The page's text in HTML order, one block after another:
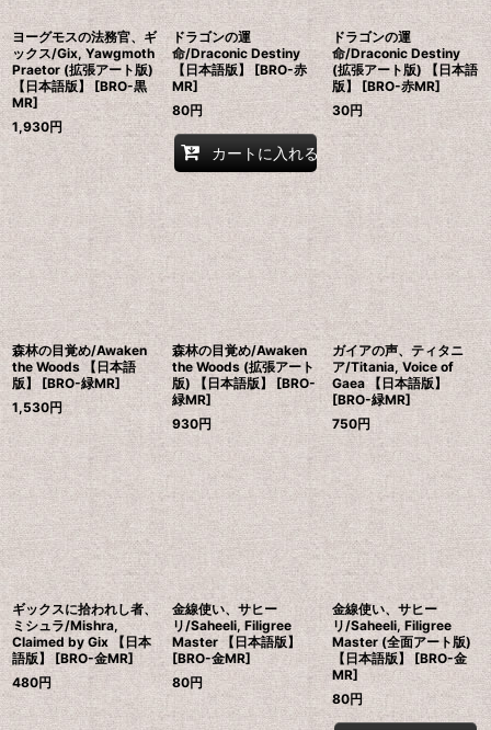
ヨーグモスの法務官、ギ
ックス/Gix, Yawgmoth
Praetor (拡張アート版)
【日本語版】 [BRO-黒
MR]
1,930円
ドラゴンの運
命/Draconic Destiny
【日本語版】 [BRO-赤
MR]
80円
カートに入れる
ドラゴンの運
命/Draconic Destiny
(拡張アート版) 【日本語
版】 [BRO-赤MR]
30円
森林の目覚め/Awaken
the Woods 【日本語
版】 [BRO-緑MR]
1,530円
森林の目覚め/Awaken
the Woods (拡張アート
版) 【日本語版】 [BRO-
緑MR]
930円
ガイアの声、ティタニ
ア/Titania, Voice of
Gaea 【日本語版】
[BRO-緑MR]
750円
ギックスに拾われし者、
ミシュラ/Mishra,
Claimed by Gix 【日本
語版】 [BRO-金MR]
480円
金線使い、サヒー
リ/Saheeli, Filigree
Master 【日本語版】
[BRO-金MR]
80円
金線使い、サヒー
リ/Saheeli, Filigree
Master (全面アート版)
【日本語版】 [BRO-金
MR]
80円